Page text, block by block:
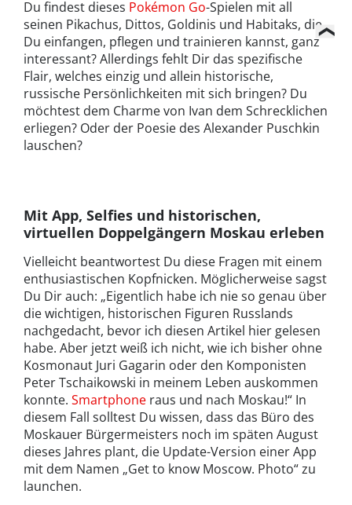
Du findest dieses Pokémon Go-Spielen mit all
seinen Pikachus, Dittos, Goldinis und Habitaks, die
Du einfangen, pflegen und trainieren kannst, ganz
interessant? Allerdings fehlt Dir das spezifische
Flair, welches einzig und allein historische,
russische Persönlichkeiten mit sich bringen? Du
möchtest dem Charme von Ivan dem Schrecklichen
erliegen? Oder der Poesie des Alexander Puschkin
lauschen?
Mit App, Selfies und historischen,
virtuellen Doppelgängern Moskau erleben
Vielleicht beantwortest Du diese Fragen mit einem
enthusiastischen Kopfnicken. Möglicherweise sagst
Du Dir auch: „Eigentlich habe ich nie so genau über
die wichtigen, historischen Figuren Russlands
nachgedacht, bevor ich diesen Artikel hier gelesen
habe. Aber jetzt weiß ich nicht, wie ich bisher ohne
Kosmonaut Juri Gagarin oder den Komponisten
Peter Tschaikowski in meinem Leben auskommen
konnte. Smartphone raus und nach Moskau!“ In
diesem Fall solltest Du wissen, dass das Büro des
Moskauer Bürgermeisters noch im späten August
dieses Jahres plant, die Update-Version einer App
mit dem Namen „Get to know Moscow. Photo“ zu
launchen.